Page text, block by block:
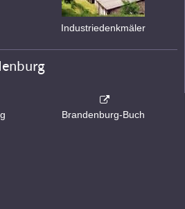
Industriedenkmäler
Brandenburg-Buch